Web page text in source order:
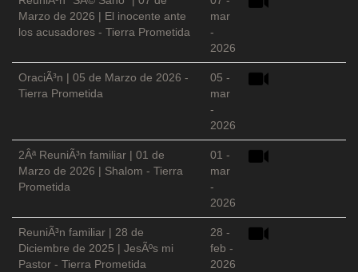
Marzo de 2026 | El inocente ante
los acusadores - Tierra Prometida
mar
-
2026
OraciÃ³n | 05 de Marzo de 2026 -
Tierra Prometida
05 -
mar
-
2026
2Âª ReuniÃ³n familiar | 01 de
Marzo de 2026 | Shalom - Tierra
Prometida
01 -
mar
-
2026
ReuniÃ³n familiar | 28 de
Diciembre de 2025 | JesÃºs mi
Pastor - Tierra Prometida
28 -
feb -
2026